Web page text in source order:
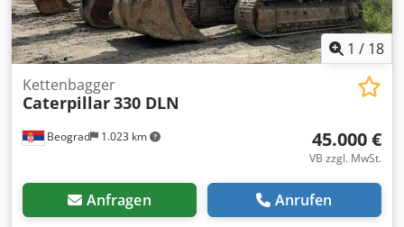
1 / 18
Beograd 1.023 km
Kettenbagger
Caterpillar330 DLN
45.000 €
VB zzgl. MwSt.
Anfragen Anrufen